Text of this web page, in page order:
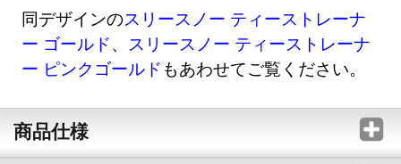
同デザインのスリースノー ティーストレーナ
ー ゴールド、 スリースノー ティーストレーナ
ー ピンクゴールド もあわせてご覧ください。
商品仕様